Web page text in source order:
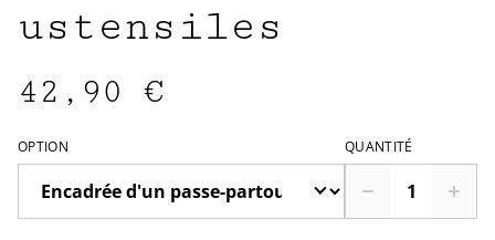
ustensiles
42,90 €
OPTION QUANTITÉ